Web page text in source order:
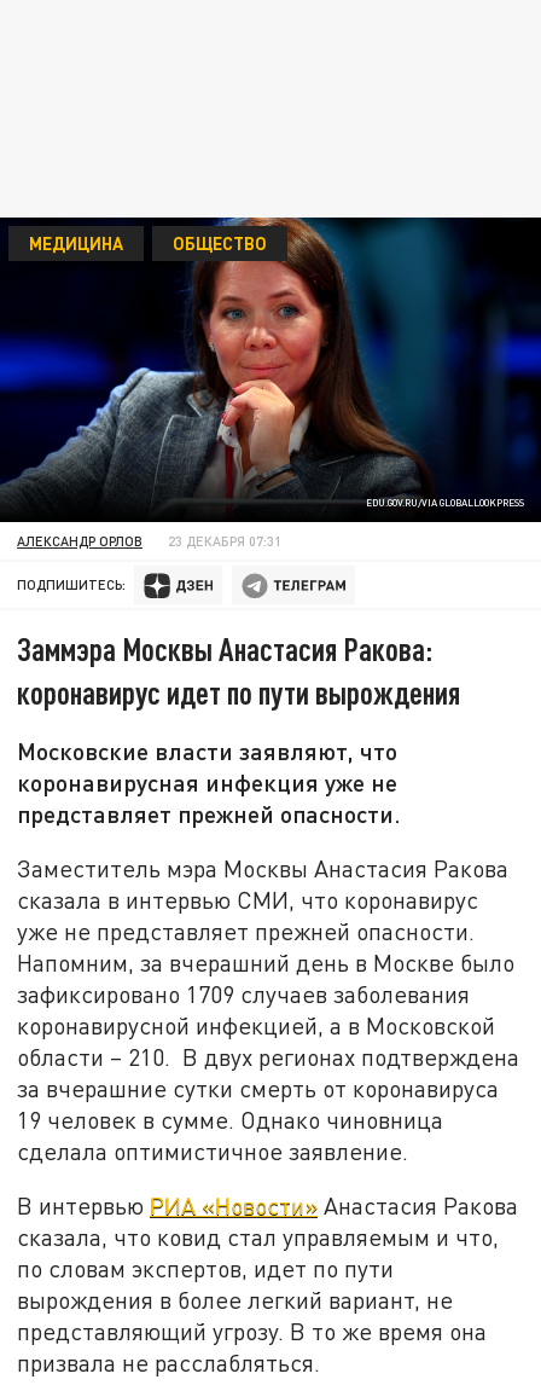
EDU.GOV.RU/VIA GLOBALLOOKPRESS
МЕДИЦИНА ОБЩЕСТВО
АЛЕКСАНДР ОРЛОВ 23 ДЕКАБРЯ 07:31
ПОДПИШИТЕСЬ:
Заммэра Москвы Анастасия Ракова:
коронавирус идет по пути вырождения
Московские власти заявляют, что
коронавирусная инфекция уже не
представляет прежней опасности.
Заместитель мэра Москвы Анастасия Ракова
сказала в интервью СМИ, что коронавирус
уже не представляет прежней опасности.
Напомним, за вчерашний день в Москве было
зафиксировано 1709 случаев заболевания
коронавирусной инфекцией, а в Московской
области – 210. В двух регионах подтверждена
за вчерашние сутки смерть от коронавируса
19 человек в сумме. Однако чиновница
сделала оптимистичное заявление.
В интервью РИА «Новости» Анастасия Ракова
сказала, что ковид стал управляемым и что,
по словам экспертов, идет по пути
вырождения в более легкий вариант, не
представляющий угрозу. В то же время она
призвала не расслабляться.